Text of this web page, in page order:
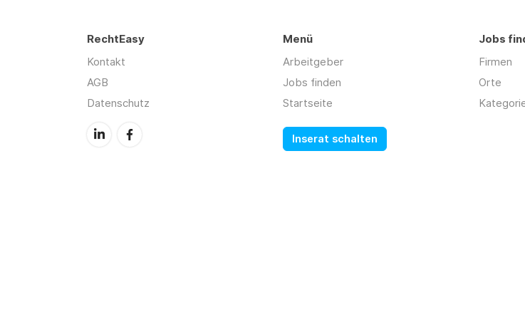
RechtEasy
Kontakt
AGB
Datenschutz
Menü
Arbeitgeber
Jobs finden
Startseite
Inserat schalten
Jobs
Firmen
Orte